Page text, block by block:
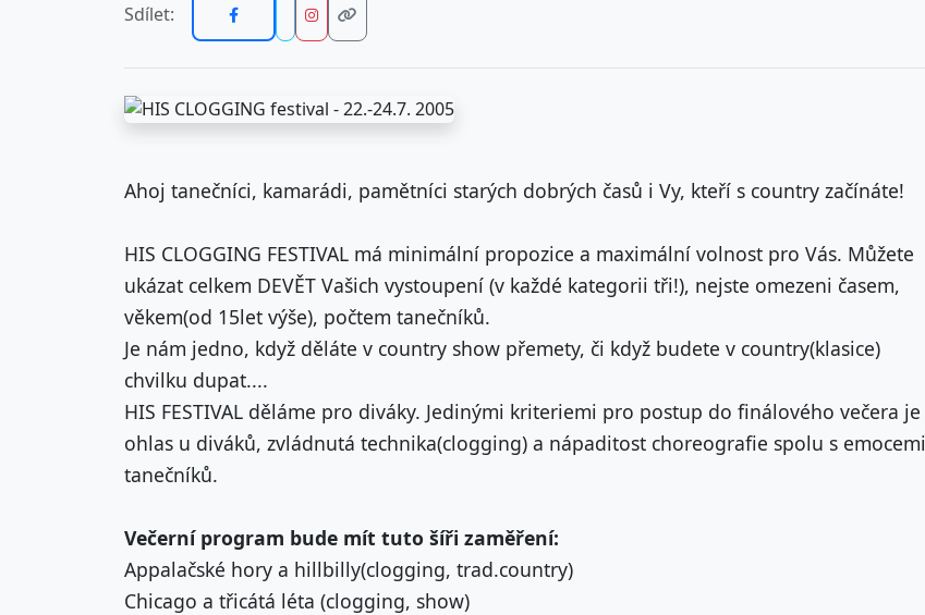
Sdílet:
Ahoj tanečníci, kamarádi, pamětníci starých dobrých časů i Vy, kteří s country začínáte!
HIS CLOGGING FESTIVAL má minimální propozice a maximální volnost pro Vás. Můžete
ukázat celkem DEVĚT Vašich vystoupení (v každé kategorii tři!), nejste omezeni časem,
věkem(od 15let výše), počtem tanečníků.
Je nám jedno, když děláte v country show přemety, či když budete v country(klasice)
chvilku dupat....
HIS FESTIVAL děláme pro diváky. Jedinými kriteriemi pro postup do finálového večera je
ohlas u diváků, zvládnutá technika(clogging) a nápaditost choreografie spolu s emocemi
tanečníků.
Večerní program bude mít tuto šíři zaměření:
Appalačské hory a hillbilly(clogging, trad.country)
Chicago a třicátá léta (clogging, show)